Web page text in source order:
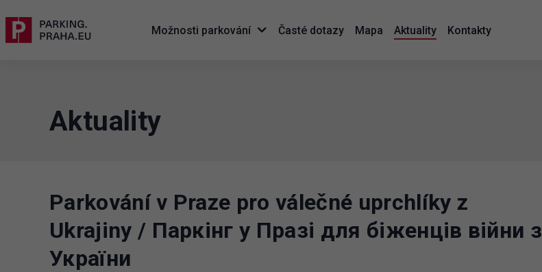
Možnosti parkování Časté dotazy Mapa Aktuality Kontakty
Aktuality
Parkování v Praze pro válečné uprchlíky z
Ukrajiny / Паркінг у Празі для біженців війни з
України